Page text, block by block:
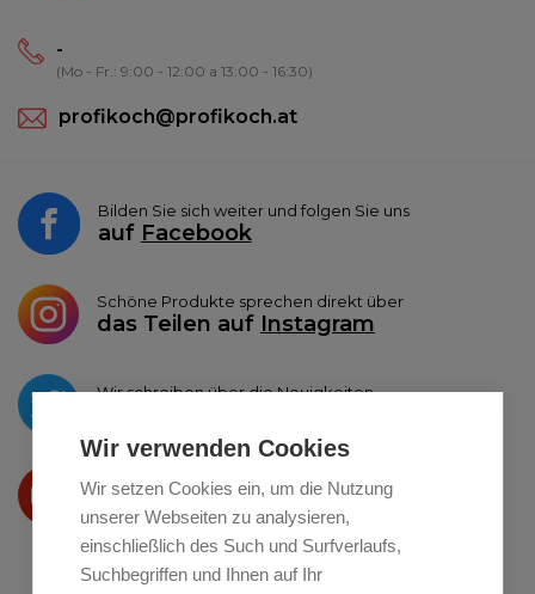
Wir verwenden Cookies
Wir setzen Cookies ein, um die Nutzung
unserer Webseiten zu analysieren,
einschließlich des Such und Surfverlaufs,
Suchbegriffen und Ihnen auf Ihr
-
(Mo - Fr.: 9:00 - 12:00 a 13:00 - 16:30)
profikoch@profikoch.at
Bilden Sie sich weiter und folgen Sie uns
auf Facebook
Schöne Produkte sprechen direkt über
das Teilen auf Instagram
Wir schreiben über die Neuigkeiten
Wir präsentieren Ihre produkte
Youtube